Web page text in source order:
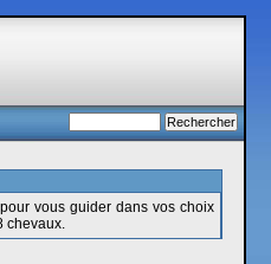
vous guider dans vos choix
chevaux.